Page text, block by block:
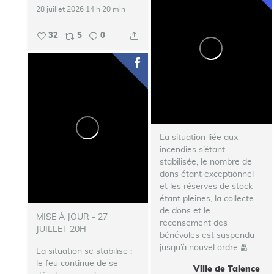
28 juillet 2026 14 h 20 min
32 5 0
La situation liée aux
incendies s’étant
stabilisée, le nombre de
dons étant exceptionnel
et les réserves de stock
étant pleines, la collecte
de dons et le
recensement des
bénévoles est suspendu
jusqu’à nouvel ordre.🫂
Ville de Talence
MISE À JOUR - 27
JUILLET 20H
La situation se stabilise :
le feu continue de se